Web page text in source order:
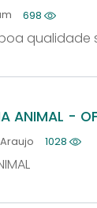
698
qualidade
ANIMAL -
1028